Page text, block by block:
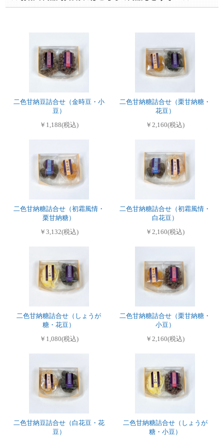
二色甘納豆詰合せ（金時豆・小
豆）
￥1,188(税込)
二色甘納糖詰合せ（栗甘納糖・
花豆）
￥2,160(税込)
二色甘納糖詰合せ（初霜風情・
栗甘納糖）
￥3,132(税込)
二色甘納糖詰合せ（初霜風情・
白花豆）
￥2,160(税込)
二色甘納糖詰合せ（しょうが
糖・花豆）
￥1,080(税込)
二色甘納糖詰合せ（栗甘納糖・
小豆）
￥2,160(税込)
二色甘納豆詰合せ（白花豆・花
豆）
二色甘納糖詰合せ（しょうが
糖・小豆）